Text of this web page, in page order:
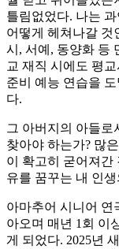
틀림없었다. 나는
어떻게 헤쳐나갈 것
시, 서예, 동양화 등
교 재직 시에도 평
준비 예능 연습을
다.
그 아버지의 아들로
찾아야 하는가? 많
이 확고히 굳어져간
유를 꿈꾸는 내 인
아마추어 시니어 연
아오며 매년 1회 이
게 되었다. 2025년